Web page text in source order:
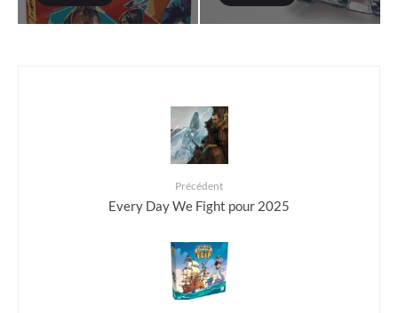
Précédent
Every Day We Fight pour 2025